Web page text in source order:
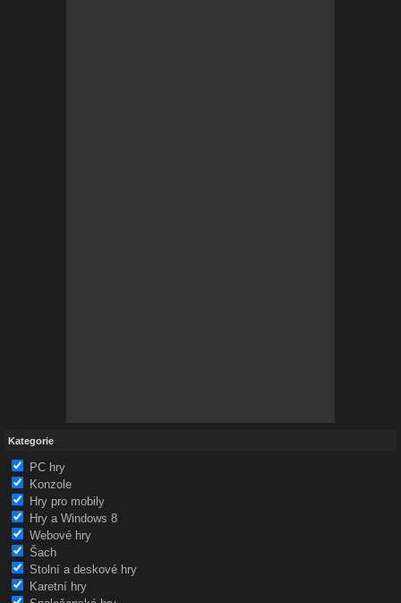
Kategorie
PC hry
Konzole
Hry pro mobily
Hry a Windows 8
Webové hry
Šach
Stolní a deskové hry
Karetní hry